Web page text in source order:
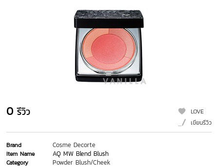
0 รีวิว
LOVE
เขียนรีวิว
Brand Cosme Decorte
Item Name AQ MW Blend Blush
Category Powder Blush/Cheek